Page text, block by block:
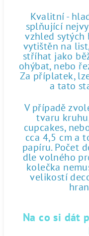
Kvalitní -
splňující
vzhled sytých
vytištěn na
stříhat jako
ohýbat, nebo
Za příplatek,
a tato
V případě
tvaru
cupcakes,
cca 4,5 cm a
papíru. Počet
dle volného
kolečka
velikostí
Na co si dát